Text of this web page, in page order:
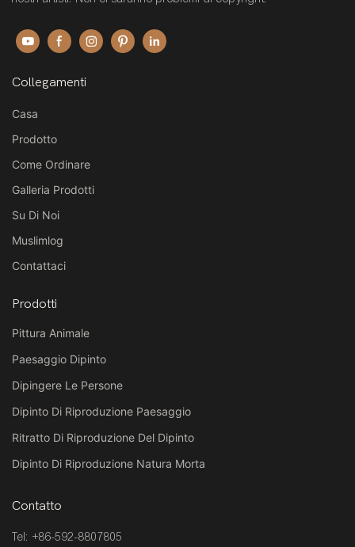
Collegamenti
Casa
Prodotto
Come Ordinare
Galleria Prodotti
Su Di Noi
Muslimlog
Contattaci
Prodotti
Pittura Animale
Paesaggio Dipinto
Dipingere Le Persone
Dipinto Di Riproduzione Paesaggio
Ritratto Di Riproduzione Del Dipinto
Dipinto Di Riproduzione Natura Morta
Contatto
Tel: +86-592-8807805